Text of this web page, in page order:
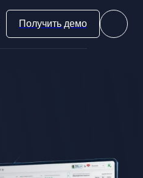
Получить демо